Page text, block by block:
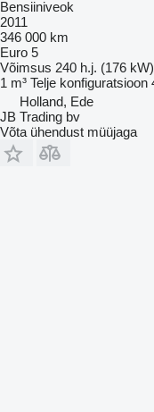
Bensiiniveok
2011
346 000 km
Euro 5
Võimsus 240 h.j. (176 kW)
1 m³ Telje konfiguratsioon
Holland, Ede
JB Trading bv
Võta ühendust müüjaga